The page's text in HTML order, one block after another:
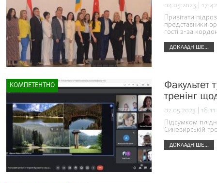
04.05.2023 | 17:42
Привітати
представники
гості з-за
ДОКЛАДНІШЕ...
КОМПЕТЕНТНО
Факультет
тренінг
02.05.2023 | 18:11
Підсумком
Синевирській
ДОКЛАДНІШЕ...